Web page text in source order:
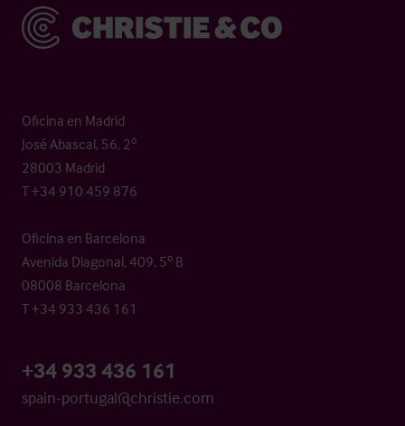
Christie & Co
Oficina en Madrid
José Abascal, 56, 2º
28003 Madrid
T +34 910 459 876
Oficina en Barcelona
Avenida Diagonal, 409, 5º B
08008 Barcelona
T +34 933 436 161
+34 933 436 161
spain-portugal@christie.com